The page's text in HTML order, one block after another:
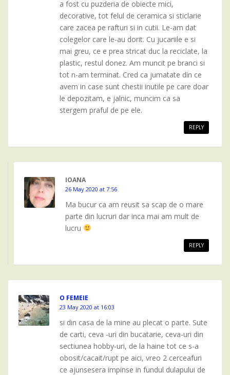
a fost cu puzderia de obiecte mici,
decorative, tot felul de ceramica si sticlarie
care zacea pe rafturi si in cutii. Le-am dat
colegelor care le-au dorit. Cu jucariile e si
mai greu, ce e prea stricat duc la reciclate, la
plastic, restul donez. Am muncit pe branci si
tot n-am terminat. Cred ca jumatate din ce
avem in case sunt chestii inutile pe care doar
le depozitam, e jalnic, muncim ca sa
stergem praful de pe ele.
REPLY
IOANA
26 May 2020 at 7:56
Ma bucur ca am reusit sa scap de o mare
parte din lucruri dar inca mai am mult de
lucru
REPLY
O FEMEIE
23 May 2020 at 16:03
si din casa de la mine au plecat o parte. Sute
de carti, ceva -uri din bucatarie, ceva-uri din
sectiunea hobby-uri, de la haine tot ce s-a
obosit/cacait/rupt pe aici, vreo 2 cerceafuri
ce ajunsesera impinse in fundul dulapului de